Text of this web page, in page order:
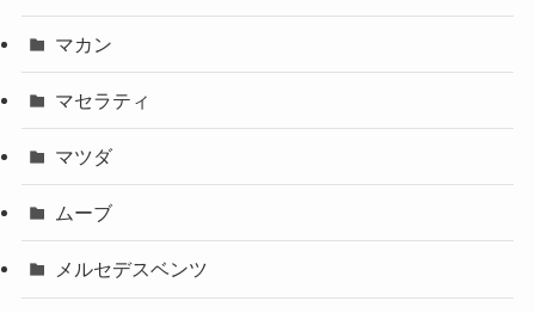
マカン
マセラティ
マツダ
ムーブ
メルセデスベンツ